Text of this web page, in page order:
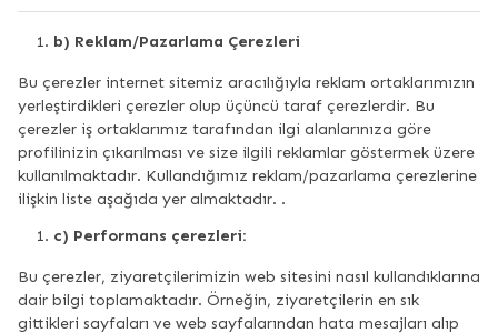
b) Reklam/Pazarlama Çerezleri
Bu çerezler internet sitemiz aracılığıyla reklam ortaklarımızın
yerleştirdikleri çerezler olup üçüncü taraf çerezlerdir. Bu
çerezler iş ortaklarımız tarafından ilgi alanlarınıza göre
profilinizin çıkarılması ve size ilgili reklamlar göstermek üzere
kullanılmaktadır. Kullandığımız reklam/pazarlama çerezlerine
ilişkin liste aşağıda yer almaktadır. .
c) Performans çerezleri:
Bu çerezler, ziyaretçilerimizin web sitesini nasıl kullandıklarına
dair bilgi toplamaktadır. Örneğin, ziyaretçilerin en sık
gittikleri sayfaları ve web sayfalarından hata mesajları alıp